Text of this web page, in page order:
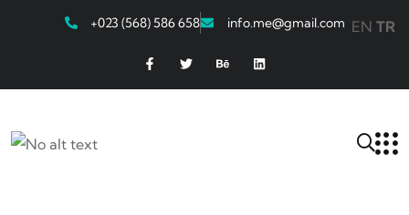
+023 (568) 586 658 info.me@gmail.com EN TR